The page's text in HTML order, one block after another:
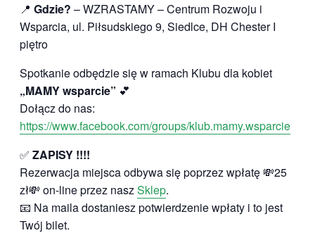
📍 Gdzie? – WZRASTAMY – Centrum Rozwoju i
Wsparcia, ul. Piłsudskiego 9, Siedlce, DH Chester I
piętro
Spotkanie odbędzie się w ramach Klubu dla kobiet
„MAMY wsparcie” 💕
Dołącz do nas:
https://www.facebook.com/groups/klub.mamy.wsparcie
✅ ZAPISY !!!!
Rezerwacja miejsca odbywa się poprzez wpłatę 💸25
zł💸 on-line przez naszSklep.
📧 Na maila dostaniesz potwierdzenie wpłaty i to jest
Twój bilet.